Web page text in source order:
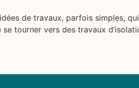
de travaux, parfois simples,
tourner vers des travaux